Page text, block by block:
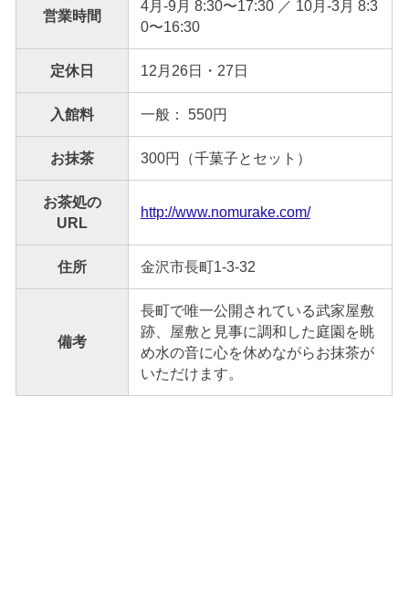
営業時間
4月-9月 8:30〜17:30 ／ 10月-3月 8:3
0〜16:30
定休日 12月26日・27日
入館料 一般： 550円
お抹茶 300円（千菓子とセット）
お茶処の
URL
http://www.nomurake.com/
住所 金沢市長町1-3-32
備考
長町で唯一公開されている武家屋敷
跡、屋敷と見事に調和した庭園を眺
め水の音に心を休めながらお抹茶が
いただけます。